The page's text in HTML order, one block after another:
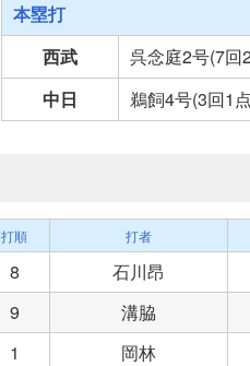
本塁打
西武
呉念庭2号(7回
中日
鵜飼4号(3回1
打順 打者
8
石川昂
9
溝脇
1
岡林